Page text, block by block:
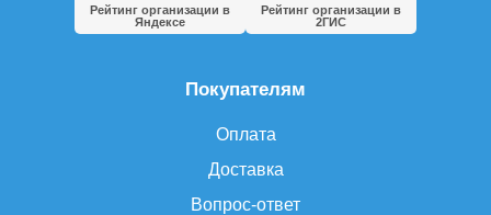
Покупателям
Оплата
Доставка
Вопрос-ответ
Рейтинг организации в
Яндексе
Рейтинг организации в
2ГИС